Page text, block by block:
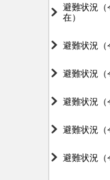
避難状況（
在）
避難状況（
避難状況（
避難状況（
避難状況（
避難状況（